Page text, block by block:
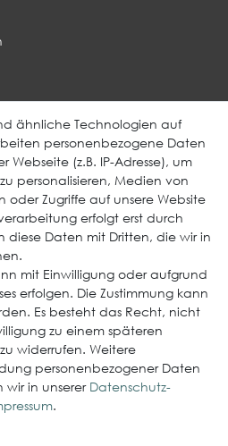
ähnliche Technologien auf
personenbezogene Daten
Webseite (z.B. IP-Adresse), um
personalisieren, Medien von
Zugriffe auf unsere Website
erfolgt erst durch
diese Daten mit Dritten, die wir in
mit Einwilligung oder aufgrund
erfolgen. Die Zustimmung kann
Es besteht das Recht, nicht
zu einem späteren
widerrufen. Weitere
personenbezogener Daten
wir in unserer Daten­schutz­
.